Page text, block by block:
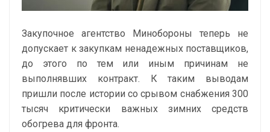
Закупочное агентство Минобороны теперь не
допускает к закупкам ненадежных поставщиков,
до этого по тем или иным причинам не
выполнявших контракт. К таким выводам
пришли после истории со срывом снабжения 300
тысяч критически важных зимних средств
обогрева для фронта.